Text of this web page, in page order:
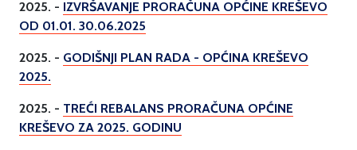
2025. - IZVRŠAVANJE PRORAČUNA OPĆINE KREŠEVO
OD 01.01. 30.06.2025
2025. - GODIŠNJI PLAN RADA - OPĆINA KREŠEVO
2025.
2025. - TREĆI REBALANS PRORAČUNA OPĆINE
KREŠEVO ZA 2025. GODINU